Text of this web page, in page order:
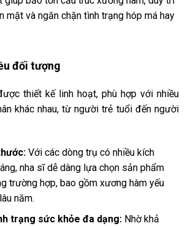
mặt và ngăn chặn tình trạng hóp má hay
đối tượng
thiết kế linh hoạt, phù hợp với nhiều
khác nhau, từ người trẻ tuổi đến người
Với các dòng trụ có nhiều kích
nha sĩ dễ dàng lựa chọn sản phẩm
trường hợp, bao gồm xương hàm yếu
năm.
trạng sức khỏe đa dạng:Nhờ khả